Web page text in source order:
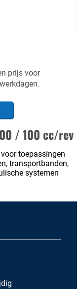
prijs voor
/ 100 cc/rev
toepassingen
transportbanden,
systemen